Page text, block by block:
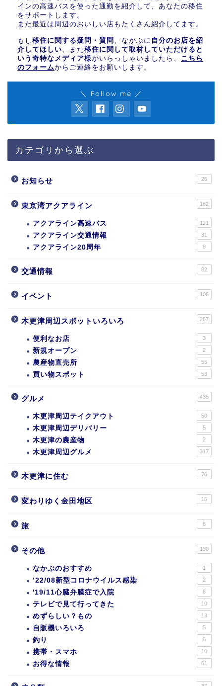
インの高速バスを使った通勤を紹介して、あなたの移住
をサポートします。
また最近は周辺のおいしい店もたくさん紹介してます。
もし 移住に関する疑問・質問 、なかぶに 自分のお店を紹
介してほしい、また移住に関して取材していただけると
いう奇特なメディア様がいらっしゃいましたら、 こちら
のフォームからご連絡をお願いします。
＼ Follow me ／
カテゴリから選ぶ
お知らせ 26
東京湾アクアライン 162
アクアライン高速バス 121
アクアライン交通情報 31
アクアライン20周年 9
交通情報 82
イベント 106
木更津周辺スポットいろいろ 267
便利なお店 3
新規オープン 2
農産物直売所 55
買い物スポット 53
グルメ 435
木更津周辺テイクアウト 50
木更津周辺デリバリー 5
木更津の農産物 2
木更津周辺グルメ 317
木更津に住む 76
変わりゆく金田地区 15
旅 6
その他 130
なかぶのおすすめ 1
’22/08新型コロナウイルス感染 2
'19/11心臓弁膜症で入院 8
テレビで見て行ってきた 10
めずらしい？もの 13
自販機いろいろ 5
釣り 6
携帯・スマホ 10
お得な情報 61